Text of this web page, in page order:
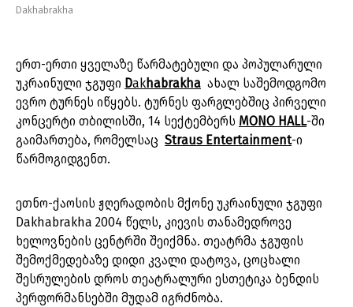
Dakhabrakha
ერთ-ერთი ყველაზე წარმატებული და პოპულარული
უკრაინული ჯგუფი Dakhabrakha ახალ საშემოდგომო
ევრო ტურნეს იწყებს. ტურნეს ფარგლებშიც პირველი
კონცერტი თბილისში, 14 სექტემბერს MONO HALL-ში
გაიმართება, რომელსაც Straus Entertainment-ი
წარმოგიდგენთ.
ეთნო-ქაოსის ჟღერადობის მქონე უკრაინული ჯგუფი
Dakhabrakha 2004 წელს, კიევის თანამედროვე
ხელოვნების ცენტრში შეიქმნა. თეატრმა ჯგუფის
შემოქმედებაზე დიდი კვალი დატოვა, ცოცხალი
შესრულების დროს თეატრალური ესთეტიკა ბენდის
პერფორმანსებში მუდამ იგრძნობა.